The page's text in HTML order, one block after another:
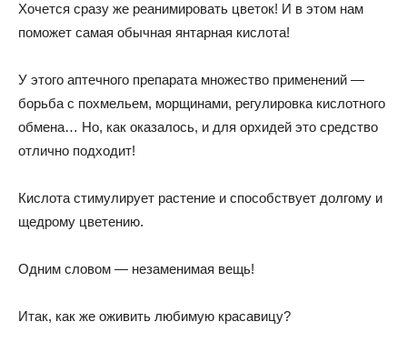
Хочется сразу же реанимировать цветок! И в этом нам
поможет самая обычная янтарная кислота!
У этого аптечного препарата множество применений —
борьба с похмельем, морщинами, регулировка кислотного
обмена… Но, как оказалось, и для орхидей это средство
отлично подходит!
Кислота стимулирует растение и способствует долгому и
щедрому цветению.
Одним словом — незаменимая вещь!
Итак, как же оживить любимую красавицу?